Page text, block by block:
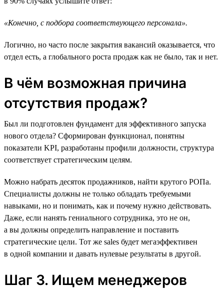
«Конечно, с подбора соответствующего персонала».
Логично, но часто после закрытия вакансий оказывается, что
отдел есть, а глобального роста продаж как не было, так и нет.
В чём возможная причина
отсутствия продаж?
Был ли подготовлен фундамент для эффективного запуска
нового отдела? Сформирован функционал, понятны
показатели KPI, разработаны профили должности, структура
соответствует стратегическим целям.
Можно набрать десяток продажников, найти крутого РОПа.
Специалисты должны не только обладать требуемыми
навыками, но и понимать, как и почему нужно действовать.
Даже, если нанять гениального сотрудника, это не он,
а вы должны определить направление и поставить
стратегические цели. Тот же sales будет мегаэффективен
в одной компании и давать нулевые результаты в другой.
Шаг 3. Ищем менеджеров